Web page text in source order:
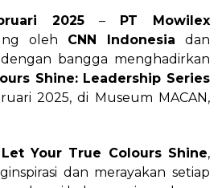
2025 – PT Mowilex
oleh CNN Indonesia dan
bangga menghadirkan
Shine: Leadership Series
2025, di Museum MACAN,
Let Your True Colours Shine,
dan merayakan setiap